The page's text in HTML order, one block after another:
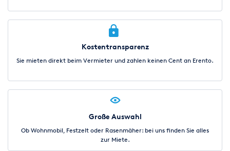
Kostentransparenz
Sie mieten direkt beim Vermieter und zahlen keinen Cent an Erento.
Große Auswahl
Ob Wohnmobil, Festzelt oder Rasenmäher: bei uns finden Sie alles
zur Miete.